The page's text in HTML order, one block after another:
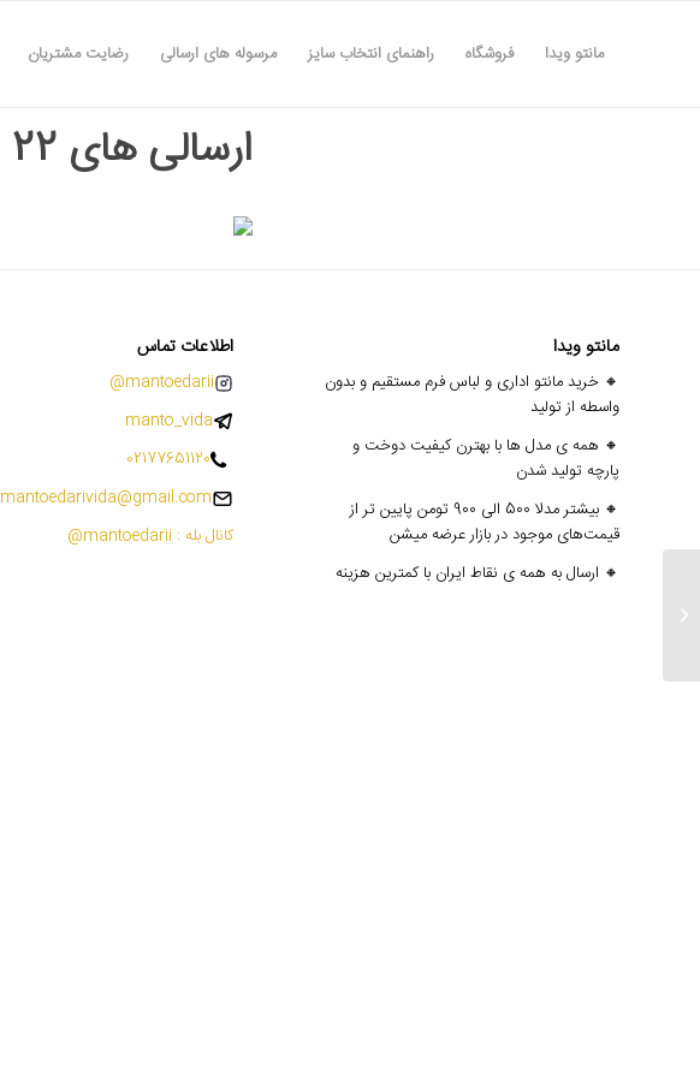
مانتو ویدا فروشگاه راهنمای انتخاب سایز مرسوله های ارسالی رضایت مشتریان
ارسالی های 22 اذر
مانتو ویدا
🔸 خرید مانتو اداری و لباس فرم مستقیم و بدون
واسطه از تولید
🔸 همه ی مدل ها با بهترن کیفیت دوخت و
پارچه تولید شدن
🔸 بیشتر مدلا 500 الی 900 تومن پایین تر از
قیمت‌های موجود در بازار عرضه میشن
🔸 ارسال به همه ی نقاط ایران با کمترین هزینه
اطلاعات تماس
mantoedarii@
manto_vida
02177651120
mantoedarivida@gmail.com
کانال بله : mantoedarii@